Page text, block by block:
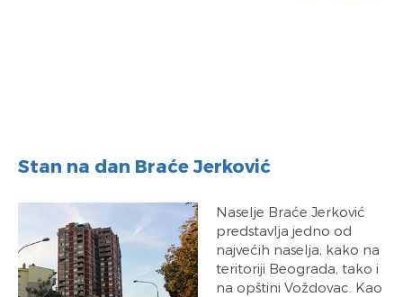
Stan na dan Braće Jerković
Naselje Braće Jerković
predstavlja jedno od
najvećih naselja, kako na
teritoriji Beograda, tako i
na opštini Voždovac. Kao